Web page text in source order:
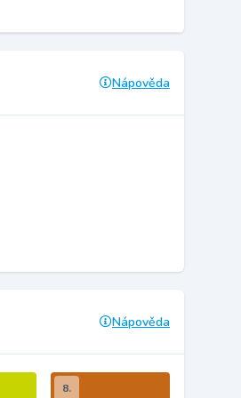
Nápověda
Nápověda
8.